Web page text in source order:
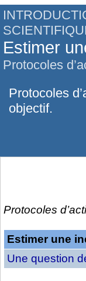
Estimer
Protocoles
Protocoles
objectif.
Protocoles
Estimer une
Une question